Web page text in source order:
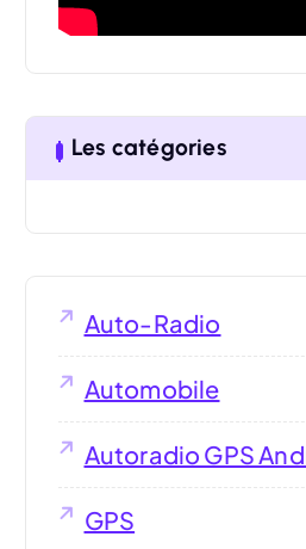
:
Les catégories
Auto-Radio
Automobile
Autoradio GPS
GPS